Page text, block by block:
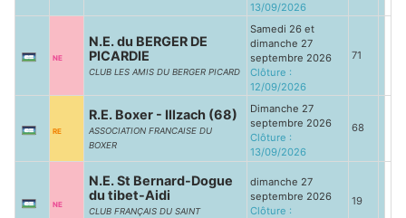
13/09/2026
NE
N.E. du BERGER DE
PICARDIE
CLUB LES AMIS DU BERGER PICARD
Samedi 26 et
dimanche 27
septembre 2026
Clôture :
12/09/2026
71
RE
R.E. Boxer - Illzach (68)
ASSOCIATION FRANCAISE DU
BOXER
Dimanche 27
septembre 2026
Clôture :
13/09/2026
68
NE
N.E. St Bernard-Dogue
du tibet-Aidi
CLUB FRANÇAIS DU SAINT
dimanche 27
septembre 2026
Clôture :
19